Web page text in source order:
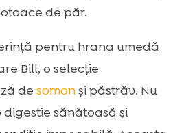
de păr.
pentru hrana umedă
Bill, o selecție
de somonși păstrăv. Nu
sănătoasă și